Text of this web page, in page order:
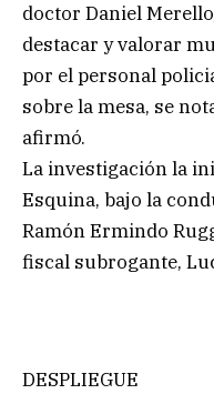
doctor Daniel
destacar y valorar
por el personal
sobre la mesa, se
afirmó.
La investigación la
Esquina, bajo la
Ramón Ermindo
fiscal subrogante,
DESPLIEGUE